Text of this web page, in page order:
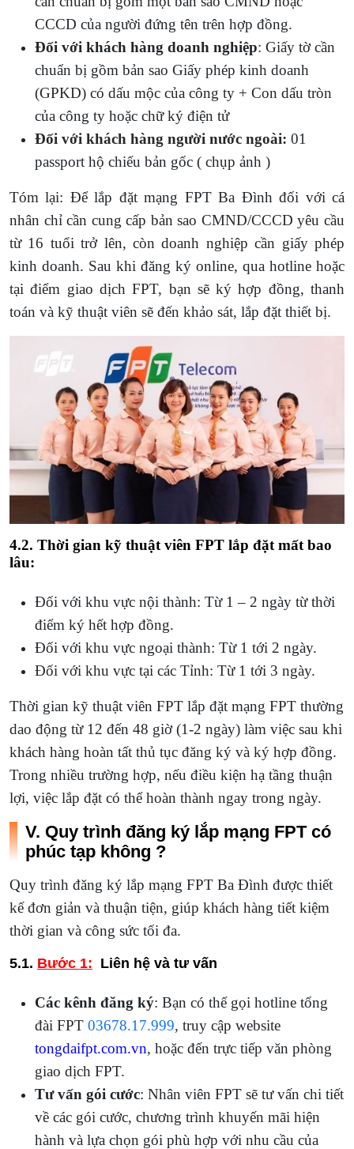
CCCD của người đứng tên trên hợp đồng.
Đối với khách hàng doanh nghiệp: Giấy tờ cần
chuẩn bị gồm bản sao Giấy phép kinh doanh
(GPKD) có dấu mộc của công ty + Con dấu tròn
của công ty hoặc chữ ký điện tử
Đối với khách hàng người nước ngoài: 01
passport hộ chiếu bản gốc ( chụp ảnh )
Tóm lại: Để lắp đặt mạng FPT Ba Đình đối với cá
nhân chỉ cần cung cấp bản sao CMND/CCCD yêu cầu
từ 16 tuổi trở lên, còn doanh nghiệp cần giấy phép
kinh doanh. Sau khi đăng ký online, qua hotline hoặc
tại điểm giao dịch FPT, bạn sẽ ký hợp đồng, thanh
toán và kỹ thuật viên sẽ đến khảo sát, lắp đặt thiết bị.
4.2. Thời gian kỹ thuật viên FPT lắp đặt mất bao
lâu:
Đối với khu vực nội thành: Từ 1 – 2 ngày từ thời
điểm ký hết hợp đồng.
Đối với khu vực ngoại thành: Từ 1 tới 2 ngày.
Đối với khu vực tại các Tỉnh: Từ 1 tới 3 ngày.
Thời gian kỹ thuật viên FPT lắp đặt mạng FPT thường
dao động từ 12 đến 48 giờ (1-2 ngày) làm việc sau khi
khách hàng hoàn tất thủ tục đăng ký và ký hợp đồng.
Trong nhiều trường hợp, nếu điều kiện hạ tầng thuận
lợi, việc lắp đặt có thể hoàn thành ngay trong ngày.
V. Quy trình đăng ký lắp mạng FPT có
phúc tạp không ?
Quy trình đăng ký lắp mạng FPT Ba Đình được thiết
kế đơn giản và thuận tiện, giúp khách hàng tiết kiệm
thời gian và công sức tối đa.
5.1. Bước 1: Liên hệ và tư vấn
Các kênh đăng ký: Bạn có thể gọi hotline tổng
đài FPT 03678.17.999, truy cập website
tongdaifpt.com.vn, hoặc đến trực tiếp văn phòng
giao dịch FPT.
Tư vấn gói cước: Nhân viên FPT sẽ tư vấn chi tiết
về các gói cước, chương trình khuyến mãi hiện
hành và lựa chọn gói phù hợp với nhu cầu của